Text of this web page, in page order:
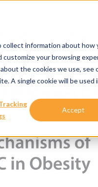
information about
your browsing
the cookies we use, see
A single cookie will be
Accept
癌和